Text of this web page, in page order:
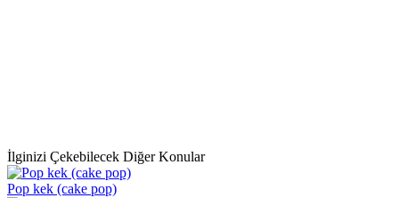
İlginizi Çekebilecek Diğer Konular
Pop kek (cake pop)